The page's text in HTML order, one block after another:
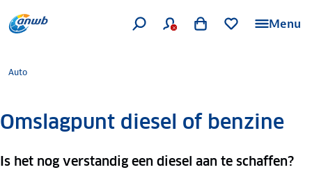
Menu
Auto
Omslagpunt diesel of benzine
Is het nog verstandig een diesel aan te schaffen?